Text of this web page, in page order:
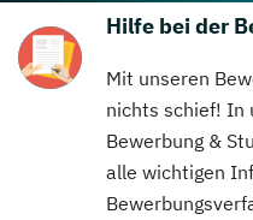
Hilfe bei der
Mit unseren
nichts schief! In
Bewerbung &
alle wichtigen